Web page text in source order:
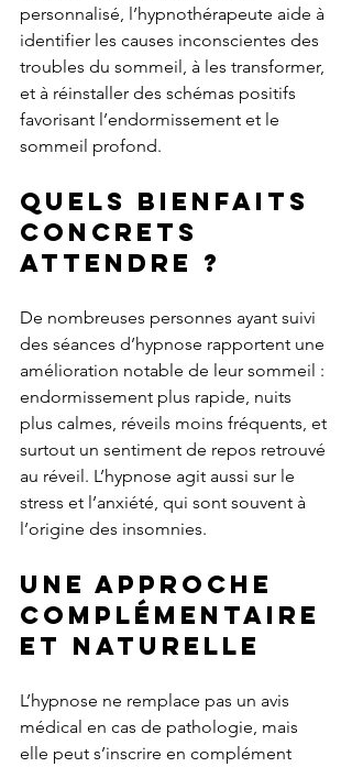
personnalisé, l’hypnothérapeute aide à
identifier les causes inconscientes des
troubles du sommeil, à les transformer,
et à réinstaller des schémas positifs
favorisant l’endormissement et le
sommeil profond.
Quels bienfaits
concrets
attendre ?
De nombreuses personnes ayant suivi
des séances d’hypnose rapportent une
amélioration notable de leur sommeil :
endormissement plus rapide, nuits
plus calmes, réveils moins fréquents, et
surtout un sentiment de repos retrouvé
au réveil. L’hypnose agit aussi sur le
stress et l’anxiété, qui sont souvent à
l’origine des insomnies.
Une approche
complémentaire
et naturelle
L’hypnose ne remplace pas un avis
médical en cas de pathologie, mais
elle peut s’inscrire en complément